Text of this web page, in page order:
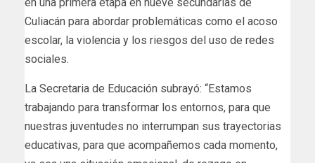
Culiacán para abordar problemáticas como el acoso
escolar, la violencia y los riesgos del uso de redes
sociales.
La Secretaria de Educación subrayó: “Estamos
trabajando para transformar los entornos, para que
nuestras juventudes no interrumpan sus trayectorias
educativas, para que acompañemos cada momento,